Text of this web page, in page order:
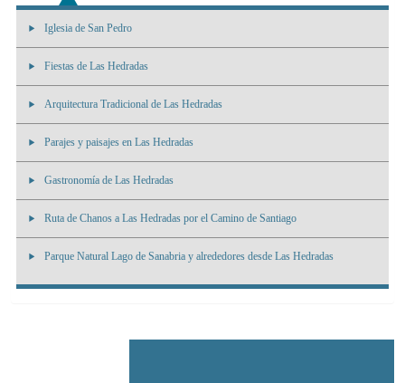
Iglesia de San Pedro
Fiestas de Las Hedradas
Arquitectura Tradicional de Las Hedradas
Parajes y paisajes en Las Hedradas
Gastronomía de Las Hedradas
Ruta de Chanos a Las Hedradas por el Camino de Santiago
Parque Natural Lago de Sanabria y alrededores desde Las Hedradas